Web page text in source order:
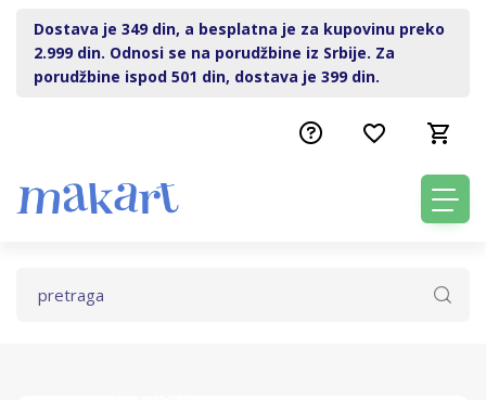
Dostava je 349 din, a besplatna je za kupovinu preko
2.999 din. Odnosi se na porudžbine iz Srbije. Za
porudžbine ispod 501 din, dostava je 399 din.